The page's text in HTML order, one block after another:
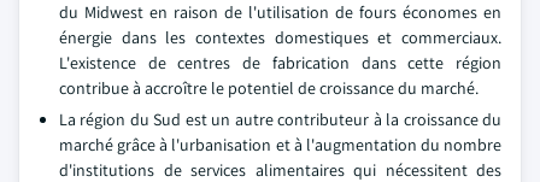
du Midwest en raison de l'utilisation de fours économes en
énergie dans les contextes domestiques et commerciaux.
L'existence de centres de fabrication dans cette région
contribue à accroître le potentiel de croissance du marché.
La région du Sud est un autre contributeur à la croissance du
marché grâce à l'urbanisation et à l'augmentation du nombre
d'institutions de services alimentaires qui nécessitent des